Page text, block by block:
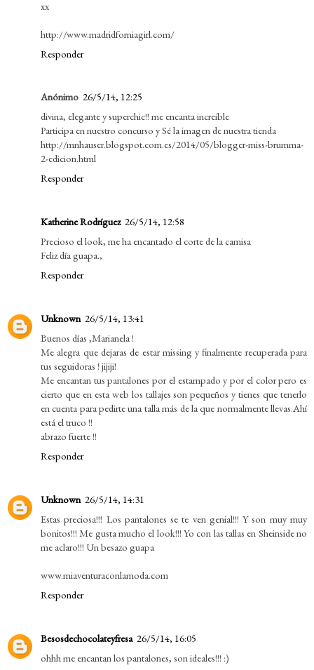
xx
http://www.madridforniagirl.com/
Responder
Anónimo 26/5/14, 12:25
divina, elegante y superchic!! me encanta increible
Participa en nuestro concurso y Sé la imagen de nuestra tienda
http://mnhauser.blogspot.com.es/2014/05/blogger-miss-brumma-
2-edicion.html
Responder
Katherine Rodríguez 26/5/14, 12:58
Precioso el look, me ha encantado el corte de la camisa
Feliz día guapa.,
Responder
Unknown 26/5/14, 13:41
Buenos días ,Marianela !
Me alegra que dejaras de estar missing y finalmente recuperada para
tus seguidoras ! jijiji!
Me encantan tus pantalones por el estampado y por el color pero es
cierto que en esta web los tallajes son pequeños y tienes que tenerlo
en cuenta para pedirte una talla más de la que normalmente llevas.Ahí
está el truco !!
abrazo fuerte !!
Responder
Unknown 26/5/14, 14:31
Estas preciosa!!! Los pantalones se te ven genial!!! Y son muy muy
bonitos!!! Me gusta mucho el look!!! Yo con las tallas en Sheinside no
me aclaro!!! Un besazo guapa
www.miaventuraconlamoda.com
Responder
Besosdechocolateyfresa 26/5/14, 16:05
ohhh me encantan los pantalones, son ideales!!! :)